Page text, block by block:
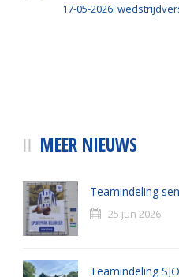
17-05-2026:
MEER NIEUWS
Teamindeling
25 jun 2026
Teamindeling